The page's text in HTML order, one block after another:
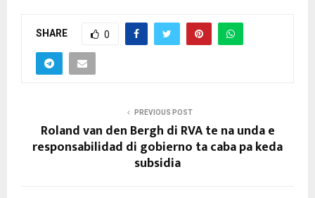
SHARE 0
PREVIOUS POST
Roland van den Bergh di RVA te na unda e
responsabilidad di gobierno ta caba pa keda
subsidia